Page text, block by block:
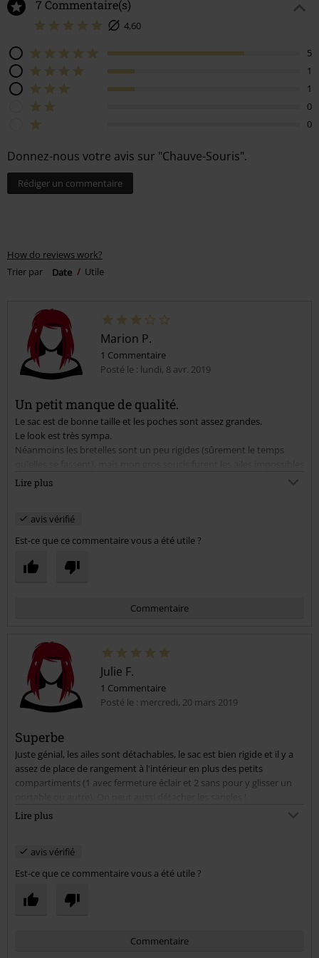
7 Commentaire(s)
4,60
5
1
1
0
0
Donnez-nous votre avis sur "Chauve-Souris".
Rédiger un commentaire
How do reviews work?
Trier par
Date Utile
Marion P.
1 Commentaire
Posté le : lundi, 8 avr. 2019
Un petit manque de qualité.
Le sac est de bonne taille et les poches sont assez grandes.
Le look est très sympa.
Néanmoins les bretelles sont un peu rigides (sûrement le temps
à faire tenir.
Seulement 3 pressions qui fonctionnes sur les 8.
achète un sac neuf.
Lire plus
avis vérifié
Est-ce que ce commentaire vous a été utile ?
Commentaire
Envoyer le commentaire
Julie F.
1 Commentaire
Posté le : mercredi, 20 mars 2019
Superbe
Juste génial, les ailes sont détachables, le sac est bien rigide et il y a
assez de place de rangement à l'intérieur en plus des petits
compartiments (1 avec fermeture éclair et 2 sans pour y glisser un
Petit bémol, je trouve les sangles un peu longues même resserrées
au maximum.
Lire plus
avis vérifié
Est-ce que ce commentaire vous a été utile ?
Commentaire